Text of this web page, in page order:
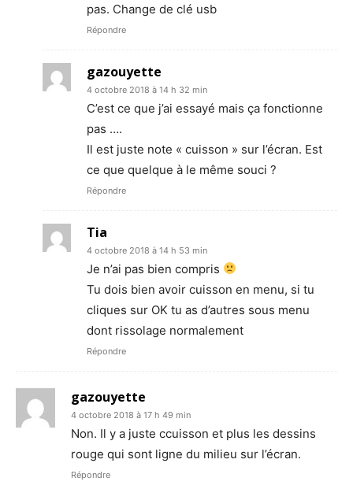
pas. Change de clé usb
Répondre
gazouyette
4 octobre 2018 à 14 h 32 min
C’est ce que j’ai essayé mais ça fonctionne
pas ….
Il est juste note « cuisson » sur l’écran. Est
ce que quelque à le même souci ?
Répondre
Tia
4 octobre 2018 à 14 h 53 min
Je n’ai pas bien compris
Tu dois bien avoir cuisson en menu, si tu
cliques sur OK tu as d’autres sous menu
dont rissolage normalement
Répondre
gazouyette
4 octobre 2018 à 17 h 49 min
Non. Il y a juste ccuisson et plus les dessins
rouge qui sont ligne du milieu sur l’écran.
Répondre